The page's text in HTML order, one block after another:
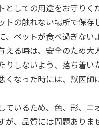
としての用途をお守りく
トの触れない場所で保存
、ペットが食べ過ぎない
える時は、安全のため大
りしないよう、落ち着い
くなった時には、獣医師
ているため、色、形、ニ
が、品質には問題ありま